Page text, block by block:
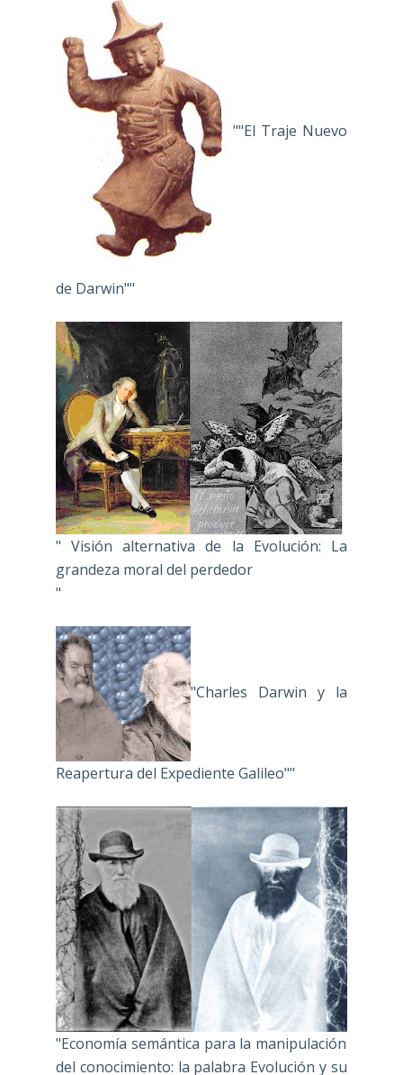
""El Traje Nuevo
de Darwin""
" Visión alternativa de la Evolución: La
grandeza moral del perdedor
"
"Charles Darwin y la
Reapertura del Expediente Galileo""
"Economía semántica para la manipulación
del conocimiento: la palabra Evolución y su